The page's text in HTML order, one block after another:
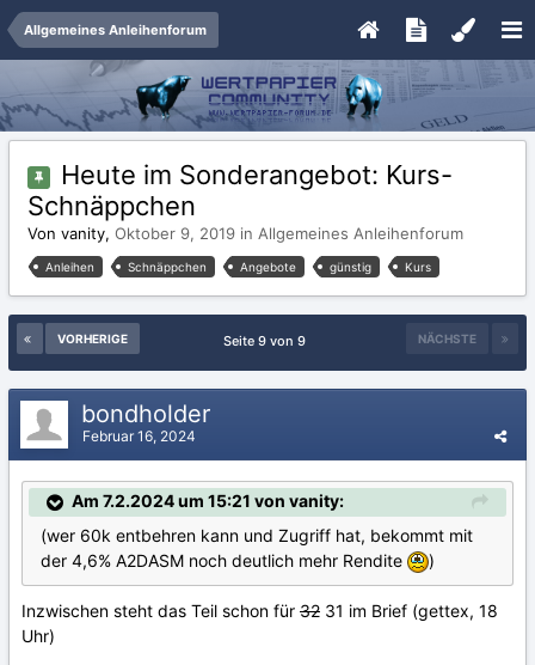
Allgemeines Anleihenforum
Heute im Sonderangebot: Kurs-
Schnäppchen
Von vanity, Oktober 9, 2019 in Allgemeines Anleihenforum
Anleihen Schnäppchen Angebote günstig Kurs
VORHERIGE NÄCHSTE
Seite 9 von 9
bondholder
Februar 16, 2024
Am 7.2.2024 um 15:21 von vanity:
(wer 60k entbehren kann und Zugriff hat, bekommt mit
der 4,6% A2DASM noch deutlich mehr Rendite
)
Inzwischen steht das Teil schon für 32 31 im Brief (gettex, 18
Uhr)